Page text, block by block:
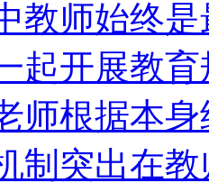
教师始终是
起开展教育
师根据本身
制突出在教